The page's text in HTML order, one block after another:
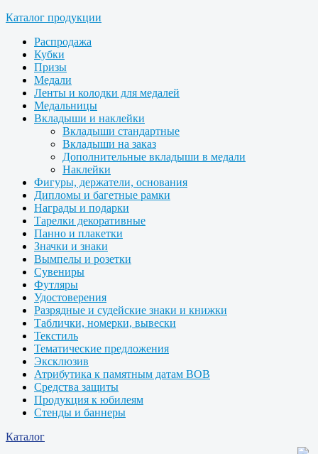
Каталог продукции
Распродажа
Кубки
Призы
Медали
Ленты и колодки для медалей
Медальницы
Вкладыши и наклейки
Вкладыши стандартные
Вкладыши на заказ
Дополнительные вкладыши в медали
Наклейки
Фигуры, держатели, основания
Дипломы и багетные рамки
Награды и подарки
Тарелки декоративные
Панно и плакетки
Значки и знаки
Вымпелы и розетки
Сувениры
Футляры
Удостоверения
Разрядные и судейские знаки и книжки
Таблички, номерки, вывески
Текстиль
Тематические предложения
Эксклюзив
Атрибутика к памятным датам ВОВ
Средства защиты
Продукция к юбилеям
Стенды и баннеры
Каталог